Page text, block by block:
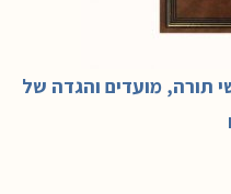
תורה, מועדים והגדה של